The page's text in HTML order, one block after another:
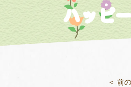
ハッピ
＜ 前